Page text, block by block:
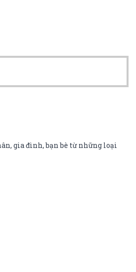
gia đình, bạn bè từ những loại